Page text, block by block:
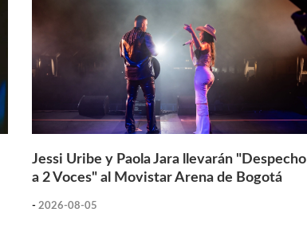
Jessi Uribe y Paola Jara llevarán "Despecho
a 2 Voces" al Movistar Arena de Bogotá
- 2026-08-05